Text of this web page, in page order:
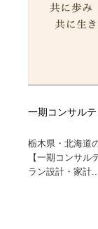
一期コンサル
栃木県・北海道
【一期コンサ
ラン設計・家計